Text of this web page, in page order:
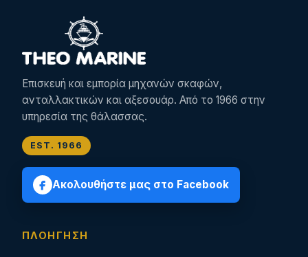
Επισκευή και εμπορία μηχανών σκαφών,
ανταλλακτικών και αξεσουάρ. Από το 1966 στην
υπηρεσία της θάλασσας.
EST. 1966
Ακολουθήστε μας στο Facebook
ΠΛΟΉΓΗΣΗ